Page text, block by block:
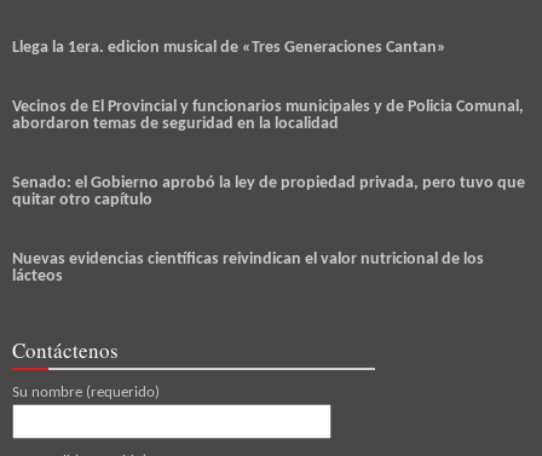
Llega la 1era. edicion musical de «Tres Generaciones Cantan»
Vecinos de El Provincial y funcionarios municipales y de Policia Comunal,
abordaron temas de seguridad en la localidad
Senado: el Gobierno aprobó la ley de propiedad privada, pero tuvo que
quitar otro capítulo
Nuevas evidencias científicas reivindican el valor nutricional de los
lácteos
Contáctenos
Su nombre (requerido)